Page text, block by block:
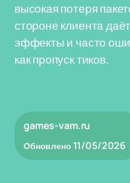
высокая потеря
стороне клиента
эффекты и часто
как пропуск тиков.
games-vam.ru
Обновлено 11/05/2026